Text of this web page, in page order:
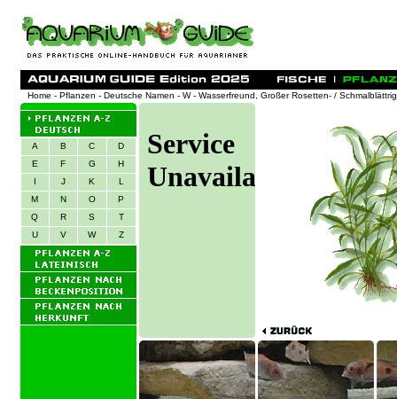
Home - Pflanzen - Deutsche Namen - W- Wasserfreund, Großer Rosetten- /
A B C
D
E
F G
H
I
J K
L
M
N O
P
Q
R S
T
U
V W Z